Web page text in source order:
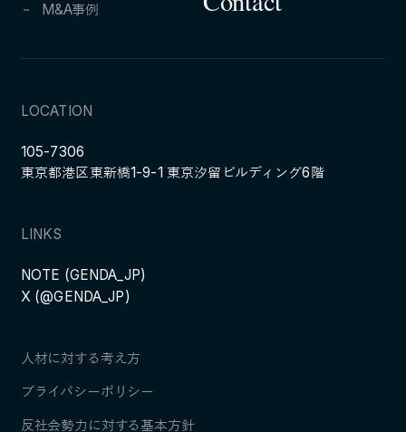
M&A事例
Contact
LOCATION
105-7306
東京都港区東新橋1-9-1 東京汐留ビルディング6階
LINKS
NOTE (GENDA_JP)
X (@GENDA_JP)
人材に対する考え方
プライバシーポリシー
反社会勢力に対する基本方針